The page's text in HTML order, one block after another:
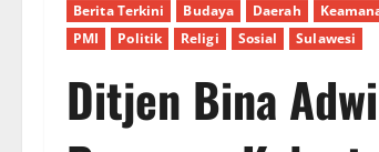
Berita Terkini Budaya Daerah
PMI
Politik Religi Sosial Sulawesi
Ditjen Bina